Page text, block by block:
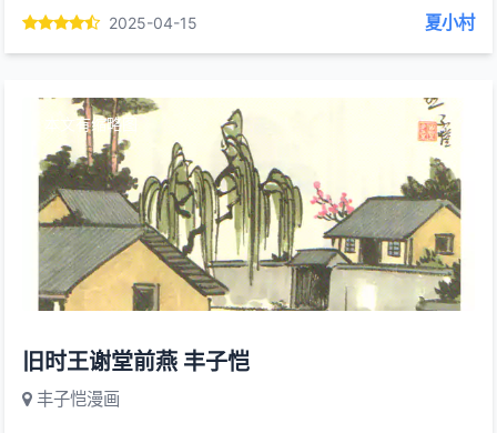
2025-04-15 夏小村
本文有缩略图
旧时王谢堂前燕 丰子恺
丰子恺漫画